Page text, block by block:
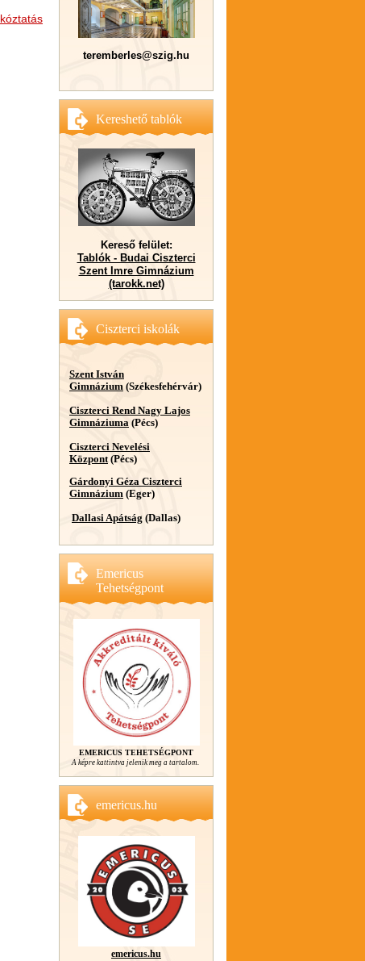
teremberles@szig.hu
Kereshető tablók
Kereső felület:
Tablók - Budai Ciszterci
Szent Imre Gimnázium
(tarokk.net)
Ciszterci iskolák
Szent István
Gimnázium (Székesfehérvár)
Ciszterci Rend Nagy Lajos
Gimnáziuma (Pécs)
Ciszterci Nevelési
Központ(Pécs)
Gárdonyi Géza Ciszterci
Gimnázium (Eger)
Dallasi Apátság (Dallas)
Emericus
Tehetségpont
EMERICUS TEHETSÉGPONT
A képre kattintva jelenik meg a tartalom.
emericus.hu
emericus.hu